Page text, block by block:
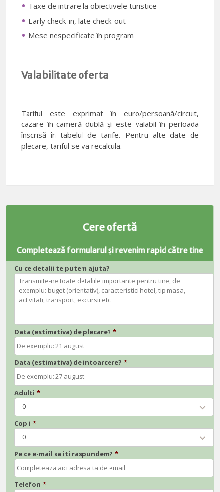
Taxe de intrare la obiectivele turistice
Early check-in, late check-out
Mese nespecificate în program
Valabilitate oferta
Tariful este exprimat în euro/persoană/circuit,
cazare în cameră dublă și este valabil în perioada
înscrisă în tabelul de tarife. Pentru alte date de
plecare, tariful se va recalcula.
Cere ofertă
Completează formularul și revenim rapid către tine
Cu ce detalii te putem ajuta?
Data (estimativa) de plecare? *
Data (estimativa) de intoarcere? *
Adulti *
0
Copii *
0
Pe ce e-mail sa iti raspundem? *
Telefon *